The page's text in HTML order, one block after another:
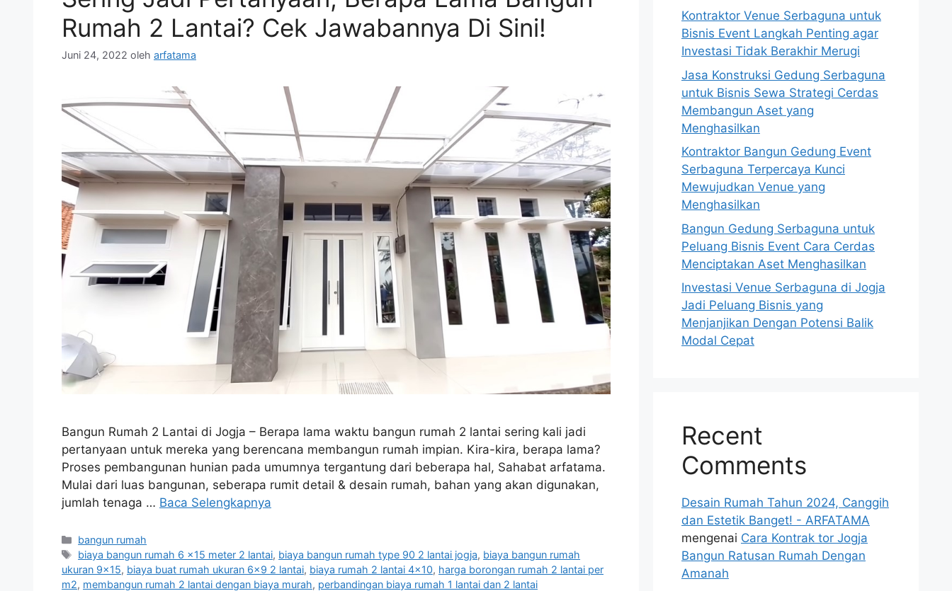
Rumah 2 Lantai? Cek Jawabannya Di Sini!
Juni 24, 2022 oleh arfatama
Bangun Rumah 2 Lantai di Jogja – Berapa lama waktu bangun rumah 2 lantai sering kali jadi
pertanyaan untuk mereka yang berencana membangun rumah impian. Kira-kira, berapa lama?
Proses pembangunan hunian pada umumnya tergantung dari beberapa hal, Sahabat arfatama.
Mulai dari luas bangunan, seberapa rumit detail & desain rumah, bahan yang akan digunakan,
jumlah tenaga … Baca Selengkapnya
Kategori
bangun rumah
Tag
biaya bangun rumah 6 x15 meter 2 lantai, biaya bangun rumah type 90 2 lantai jogja, biaya bangun rumah
ukuran 9x15, biaya buat rumah ukuran 6x9 2 lantai, biaya rumah 2 lantai 4x10, harga borongan rumah 2 lantai per
m2, membangun rumah 2 lantai dengan biaya murah, perbandingan biaya rumah 1 lantai dan 2 lantai
Kontraktor Venue Serbaguna untuk
Bisnis Event Langkah Penting agar
Investasi Tidak Berakhir Merugi
Jasa Konstruksi Gedung Serbaguna
untuk Bisnis Sewa Strategi Cerdas
Membangun Aset yang
Menghasilkan
Kontraktor Bangun Gedung Event
Serbaguna Terpercaya Kunci
Mewujudkan Venue yang
Menghasilkan
Bangun Gedung Serbaguna untuk
Peluang Bisnis Event Cara Cerdas
Menciptakan Aset Menghasilkan
Investasi Venue Serbaguna di Jogja
Jadi Peluang Bisnis yang
Menjanjikan Dengan Potensi Balik
Modal Cepat
Recent
Comments
Desain Rumah Tahun 2024, Canggih
dan Estetik Banget! - ARFATAMA
mengenai Cara Kontrak tor Jogja
Bangun Ratusan Rumah Dengan
Amanah